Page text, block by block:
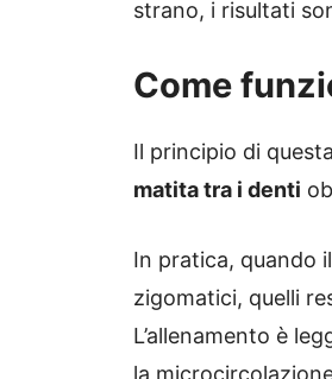
strano, i risultati
Come
Il principio di
matita tra i denti
In pratica, quando
zigomatici, quelli
L’allenamento è
la